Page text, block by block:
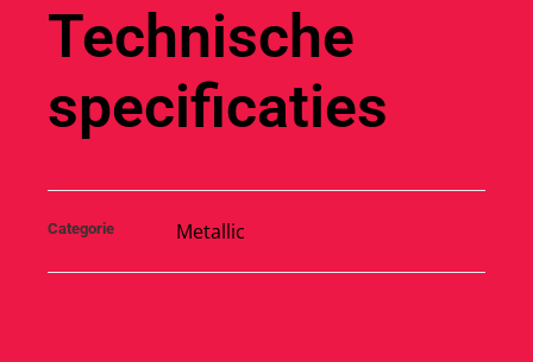
Technische
specificaties
Categorie Metallic